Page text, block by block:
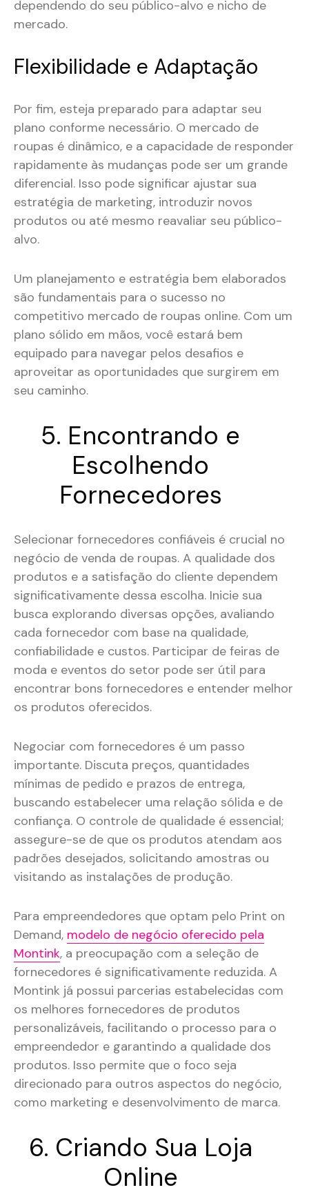
dependendo do seu público-alvo e nicho de
mercado.
Flexibilidade e Adaptação
Por fim, esteja preparado para adaptar seu
plano conforme necessário. O mercado de
roupas é dinâmico, e a capacidade de responder
rapidamente às mudanças pode ser um grande
diferencial. Isso pode significar ajustar sua
estratégia de marketing, introduzir novos
produtos ou até mesmo reavaliar seu público-
alvo.
Um planejamento e estratégia bem elaborados
são fundamentais para o sucesso no
competitivo mercado de roupas online. Com um
plano sólido em mãos, você estará bem
equipado para navegar pelos desafios e
aproveitar as oportunidades que surgirem em
seu caminho.
5. Encontrando e
Escolhendo
Fornecedores
Selecionar fornecedores confiáveis é crucial no
negócio de venda de roupas. A qualidade dos
produtos e a satisfação do cliente dependem
significativamente dessa escolha. Inicie sua
busca explorando diversas opções, avaliando
cada fornecedor com base na qualidade,
confiabilidade e custos. Participar de feiras de
moda e eventos do setor pode ser útil para
encontrar bons fornecedores e entender melhor
os produtos oferecidos.
Negociar com fornecedores é um passo
importante. Discuta preços, quantidades
mínimas de pedido e prazos de entrega,
buscando estabelecer uma relação sólida e de
confiança. O controle de qualidade é essencial;
assegure-se de que os produtos atendam aos
padrões desejados, solicitando amostras ou
visitando as instalações de produção.
Para empreendedores que optam pelo Print on
Demand, modelo de negócio oferecido pela
Montink, a preocupação com a seleção de
fornecedores é significativamente reduzida. A
Montink já possui parcerias estabelecidas com
os melhores fornecedores de produtos
personalizáveis, facilitando o processo para o
empreendedor e garantindo a qualidade dos
produtos. Isso permite que o foco seja
direcionado para outros aspectos do negócio,
como marketing e desenvolvimento de marca.
6. Criando Sua Loja
Online